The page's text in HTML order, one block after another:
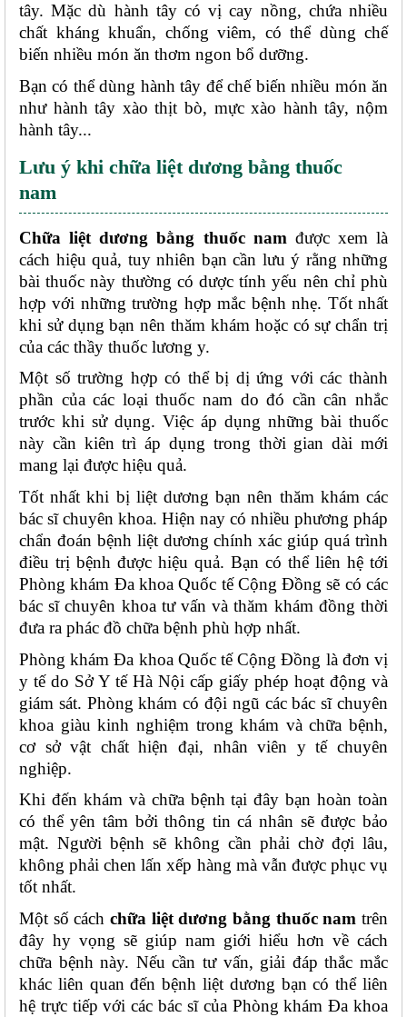
tây. Mặc dù hành tây có vị cay nồng, chứa nhiều
chất kháng khuẩn, chống viêm, có thể dùng chế
biến nhiều món ăn thơm ngon bổ dưỡng.
Bạn có thể dùng hành tây để chế biến nhiều món ăn
như hành tây xào thịt bò, mực xào hành tây, nộm
hành tây...
Lưu ý khi chữa liệt dương bằng thuốc
nam
Chữa liệt dương bằng thuốc nam được xem là
cách hiệu quả, tuy nhiên bạn cần lưu ý rằng những
bài thuốc này thường có dược tính yếu nên chỉ phù
hợp với những trường hợp mắc bệnh nhẹ. Tốt nhất
khi sử dụng bạn nên thăm khám hoặc có sự chẩn trị
của các thầy thuốc lương y.
Một số trường hợp có thể bị dị ứng với các thành
phần của các loại thuốc nam do đó cần cân nhắc
trước khi sử dụng. Việc áp dụng những bài thuốc
này cần kiên trì áp dụng trong thời gian dài mới
mang lại được hiệu quả.
Tốt nhất khi bị liệt dương bạn nên thăm khám các
bác sĩ chuyên khoa. Hiện nay có nhiều phương pháp
chẩn đoán bệnh liệt dương chính xác giúp quá trình
điều trị bệnh được hiệu quả. Bạn có thể liên hệ tới
Phòng khám Đa khoa Quốc tế Cộng Đồng sẽ có các
bác sĩ chuyên khoa tư vấn và thăm khám đồng thời
đưa ra phác đồ chữa bệnh phù hợp nhất.
Phòng khám Đa khoa Quốc tế Cộng Đồng là đơn vị
y tế do Sở Y tế Hà Nội cấp giấy phép hoạt động và
giám sát. Phòng khám có đội ngũ các bác sĩ chuyên
khoa giàu kinh nghiệm trong khám và chữa bệnh,
cơ sở vật chất hiện đại, nhân viên y tế chuyên
nghiệp.
Khi đến khám và chữa bệnh tại đây bạn hoàn toàn
có thể yên tâm bởi thông tin cá nhân sẽ được bảo
mật. Người bệnh sẽ không cần phải chờ đợi lâu,
không phải chen lấn xếp hàng mà vẫn được phục vụ
tốt nhất.
Một số cách chữa liệt dương bằng thuốc nam trên
đây hy vọng sẽ giúp nam giới hiểu hơn về cách
chữa bệnh này. Nếu cần tư vấn, giải đáp thắc mắc
khác liên quan đến bệnh liệt dương bạn có thể liên
hệ trực tiếp với các bác sĩ của Phòng khám Đa khoa